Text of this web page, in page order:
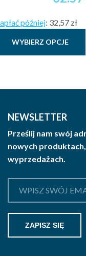
później: 32,57 zł
WYBIERZ OPCJE
NEWSLETTER
Prześlij nam swój
nowych
wyprzedażach.